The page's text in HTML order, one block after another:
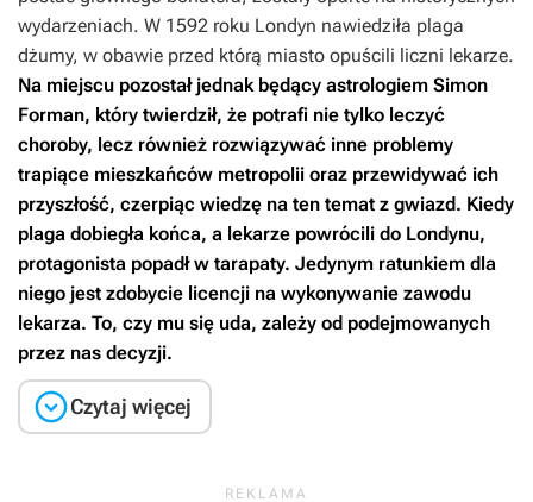
wydarzeniach. W 1592 roku Londyn nawiedziła plaga
dżumy, w obawie przed którą miasto opuścili liczni lekarze.
Na miejscu pozostał jednak będący astrologiem Simon
Forman, który twierdził, że potrafi nie tylko leczyć
choroby, lecz również rozwiązywać inne problemy
trapiące mieszkańców metropolii oraz przewidywać ich
przyszłość, czerpiąc wiedzę na ten temat z gwiazd. Kiedy
plaga dobiegła końca, a lekarze powrócili do Londynu,
protagonista popadł w tarapaty. Jedynym ratunkiem dla
niego jest zdobycie licencji na wykonywanie zawodu
lekarza. To, czy mu się uda, zależy od podejmowanych
przez nas decyzji.
Czytaj więcej